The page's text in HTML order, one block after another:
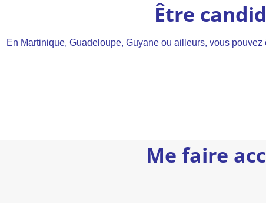
Être
En Martinique, Guadeloupe, Guyane ou ailleurs, vous
Me faire